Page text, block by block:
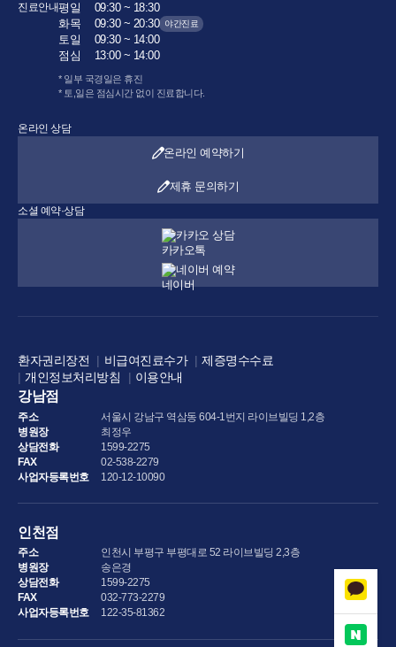
진료안내평일
09:30 ~ 18:30
화목
09:30 ~ 20:30 야간진료
토일
09:30 ~ 14:00
점심
13:00 ~ 14:00
* 일부 국경일은 휴진
* 토,일은 점심시간 없이 진료합니다.
온라인 상담
온라인 예약하기
제휴 문의하기
소셜 예약·상담
카카오 상담
네이버 예약
환자권리장전 비급여진료수가
제증명수수료
개인정보처리방침
이용안내
강남점
주소
서울시 강남구 역삼동 604-1번지 라이브빌딩 1,2층
병원장
최정우
상담전화
1599-2275
FAX
02-538-2279
사업자등록번호
120-12-10090
인천점
주소
인천시 부평구 부평대로 52 라이브빌딩 2,3층
병원장
송은경
상담전화
1599-2275
FAX
032-773-2279
사업자등록번호
122-35-81362